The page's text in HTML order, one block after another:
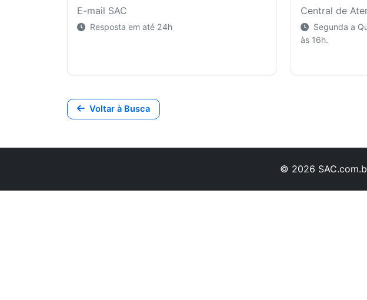
E-mail SAC
Resposta em até 24h
Central de
Segunda a
às 16h.
Voltar à Busca
© 2026